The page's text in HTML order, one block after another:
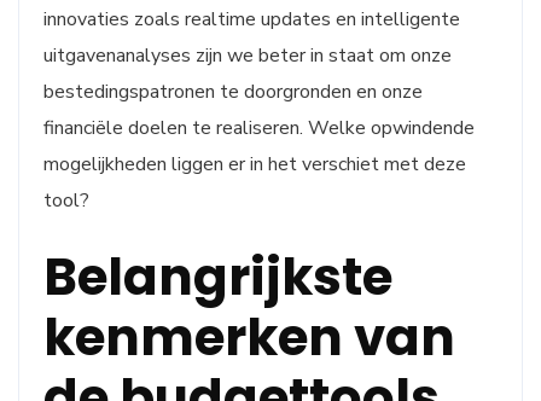
innovaties zoals realtime updates en intelligente
uitgavenanalyses zijn we beter in staat om onze
bestedingspatronen te doorgronden en onze
financiële doelen te realiseren. Welke opwindende
mogelijkheden liggen er in het verschiet met deze
tool?
Belangrijkste
kenmerken van